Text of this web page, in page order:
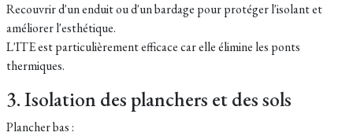
Recouvrir d'un enduit ou d'un bardage pour protéger l'isolant et
améliorer l'esthétique.
L'ITE est particulièrement efficace car elle élimine les ponts
thermiques.
3. Isolation des planchers et des sols
Plancher bas :